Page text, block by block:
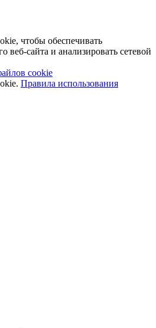
чтобы обеспечивать
веб-сайта и анализировать сетевой
cookie
Правила использования